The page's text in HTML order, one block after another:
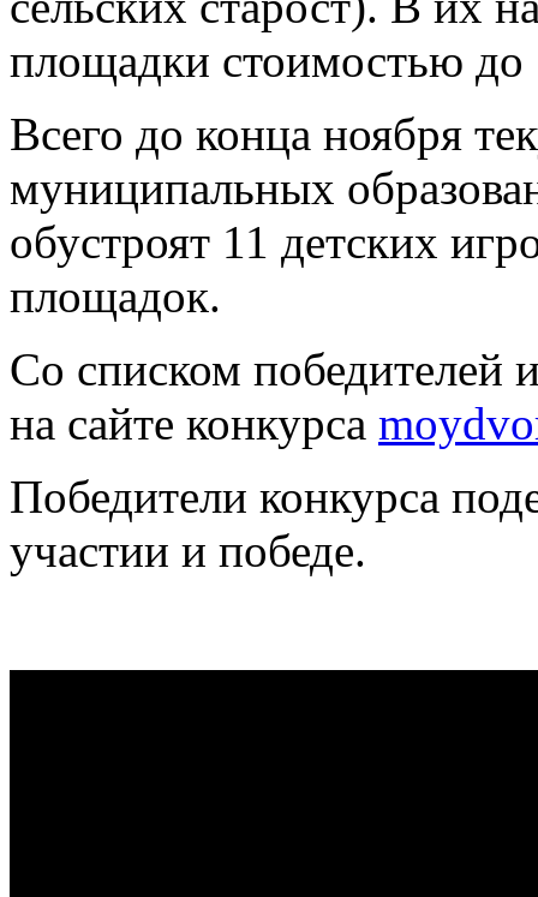
площадки стоимостью до
Всего до конца ноября
муниципальных
обустроят 11 детских
площадок.
Со списком победителей
на сайте конкурса
Победители конкурса
участии и победе.